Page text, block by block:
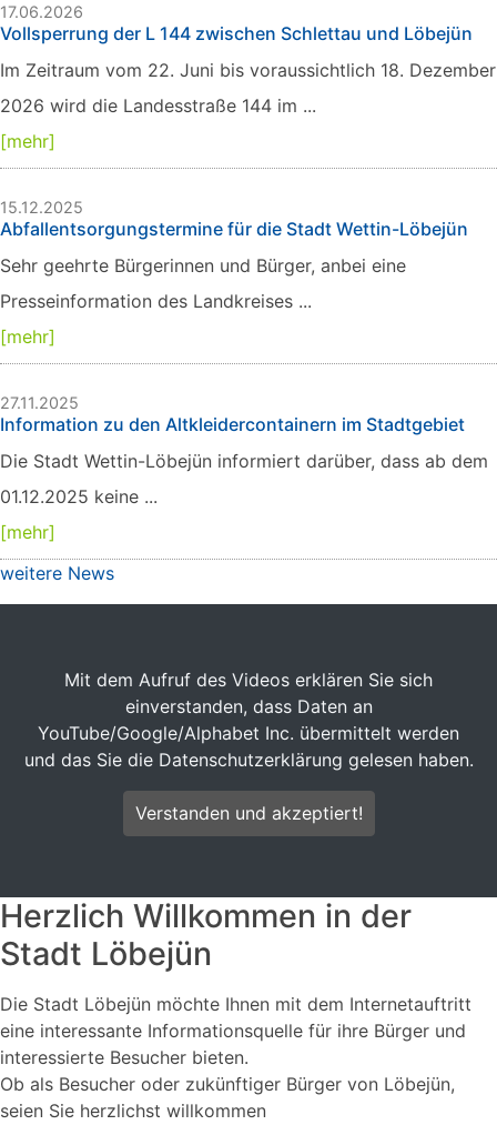
17.06.2026
Vollsperrung der L 144 zwischen Schlettau und Löbejün
Im Zeitraum vom 22. Juni bis voraussichtlich 18. Dezember
2026 wird die Landesstraße 144 im ...
[mehr]
15.12.2025
Abfallentsorgungstermine für die Stadt Wettin-Löbejün
Sehr geehrte Bürgerinnen und Bürger, anbei eine
Presseinformation des Landkreises ...
[mehr]
27.11.2025
Information zu den Altkleidercontainern im Stadtgebiet
Die Stadt Wettin-Löbejün informiert darüber, dass ab dem
01.12.2025 keine ...
[mehr]
weitere News
Mit dem Aufruf des Videos erklären Sie sich
einverstanden, dass Daten an
YouTube/Google/Alphabet Inc. übermittelt werden
und das Sie die Datenschutzerklärung gelesen haben.
Verstanden und akzeptiert!
Herzlich Willkommen in der
Stadt Löbejün
Die Stadt Löbejün möchte Ihnen mit dem Internetauftritt
eine interessante Informationsquelle für ihre Bürger und
interessierte Besucher bieten.
Ob als Besucher oder zukünftiger Bürger von Löbejün,
seien Sie herzlichst willkommen